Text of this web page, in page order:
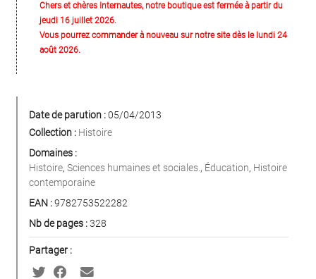
Chers et chères Internautes, notre boutique est fermée à partir du
jeudi 16 juillet 2026.
Vous pourrez commander à nouveau sur notre site dès le lundi 24
août 2026.
Date de parution :05/04/2013
Collection : Histoire
Domaines :
Histoire, Sciences humaines et sociales., Éducation, Histoire
contemporaine
EAN :9782753522282
Nb de pages :328
Partager :